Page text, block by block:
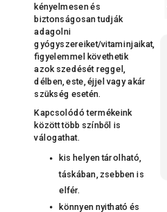
kényelmesen és
biztonságosan tudják
adagolni
gyógyszereiket/vitaminjaikat,
figyelemmel követhetik
azok szedését reggel,
délben, este, éjjel vagy akár
szükség esetén.
Kapcsolódó termékeink
között több színből is
válogathat.
kis helyen tárolható,
táskában, zsebben is
elfér.
könnyen nyitható és